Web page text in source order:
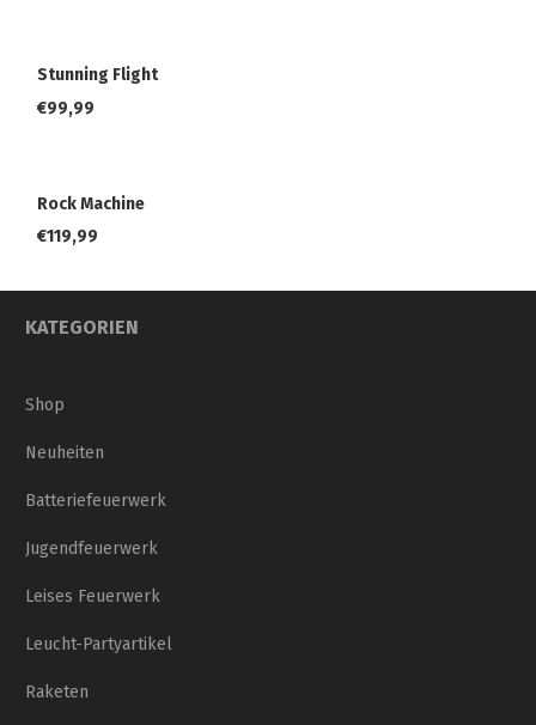
Stunning Flight
€99,99
Rock Machine
€119,99
KATEGORIEN
Shop
Neuheiten
Batteriefeuerwerk
Jugendfeuerwerk
Leises Feuerwerk
Leucht-Partyartikel
Raketen